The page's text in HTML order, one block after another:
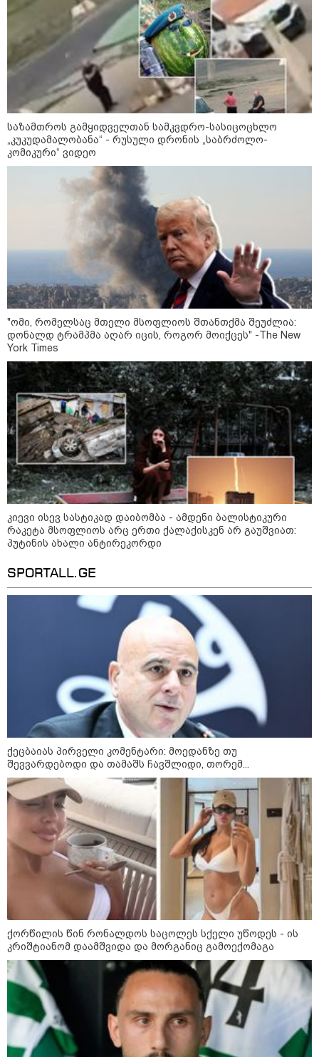
"რუსეთში შესაძლოა, საომარი
მდგომარეობა გამოცხადდეს" -
გენერალ-მაიორ ვახტანგ
კაპანაძის ანალიზი
08:24 / 29-07-2026
კასპიის ზღვა: სამი ქვეყნის
დაპირისპირების ახალი
ადგილი - რა სტრატეგიული
მნიშვნელობა აქვს ამ ადგილს
09:42 / 22-07-2026
რუსეთის ქალაქებში,
კრასნოდარსა და ნევინომისკში,
Wildberries-ის ლოგისტიკურ
ცენტრებზე თავდასხმა მოხდა-
არიან დაშავებულები
08:51 / 22-07-2026
ზელენსკიმ ფედოროვის
შემდეგ, სირსკიც გაუშვა - ვინ
იქნება უკრაინის შეიარაღებული
მთავარსარდალი?
კატეგორიის ყველა სიახლე
კატეგორიები
5
აგვისტო
დღის ზოგადი
ასტროლოგიური
1-დღიანი ტურები თბილისიდან:
დავბრუნდეთ საღამოს?
ბოსტანი აივანზე: რომელი
ბოსტნეული და მწვანილი
იზრდება მარტივად ქოთნებში
საზამთროს გამყიდველთან სამკვდრო-სასიცოცხლო
„კუკუდამალობანა“ - რუსული დრონის „საბრძოლო-
კომიკური“ ვიდეო
"ომი, რომელსაც მთელი მსოფლიოს შთანთქმა შეუძლია:
დონალდ ტრამპმა აღარ იცის, როგორ მოიქცეს" -The New
York Times
კიევი ისევ სასტიკად დაიბომბა - ამდენი ბალისტიკური
რაკეტა მსოფლიოს არც ერთი ქალაქისკენ არ გაუშვიათ:
პუტინის ახალი ანტირეკორდი
SPORTALL.GE
ქეცბაიას პირველი კომენტარი: მოედანზე თუ
შევვარდებოდი და თამაშს ჩავშლიდი, თორემ...
ქორწილის წინ რონალდოს საცოლეს სქელი უწოდეს - ის
კრიშტიანომ დაამშვიდა და მორგანიც გამოექომაგა